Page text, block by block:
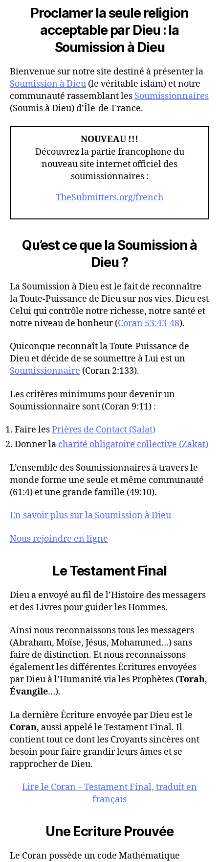
Proclamer la seule religion
acceptable par Dieu : la
Soumission à Dieu
Bienvenue sur notre site destiné à présenter la
Soumission à Dieu (le véritable islam) et notre
communauté rassemblant les Soumissionnaires
(Soumis à Dieu) d’Île-de-France.
NOUVEAU !!!
Découvrez la partie francophone du
nouveau site internet officiel des
soumissionnaires :
TheSubmitters.org/french
Qu’est ce que la Soumission à
Dieu ?
La Soumission à Dieu est le fait de reconnaître
la Toute-Puissance de Dieu sur nos vies. Dieu est
Celui qui contrôle notre richesse, notre santé et
notre niveau de bonheur (Coran 53:43-48).
Quiconque reconnaît la Toute-Puissance de
Dieu et décide de se soumettre à Lui est un
Soumissionnaire (Coran 2:133).
Les critères minimums pour devenir un
Soumissionnaire sont (Coran 9:11) :
Faire lesPrières de Contact (Salat)
Donner la charité obligatoire collective (Zakat)
L’ensemble des Soumissionnaires à travers le
monde forme une seule et même communauté
(61:4) et une grande famille (49:10).
En savoir plus sur la Soumission à Dieu
Nous rejoindre en ligne
Le Testament Final
Dieu a envoyé au fil de l’Histoire des messagers
et des Livres pour guider les Hommes.
Ainsi nous reconnaissons tous les messagers
(Abraham, Moïse, Jésus, Mohammed…) sans
faire de distinction. Et nous reconnaissons
également les différentes Écritures envoyées
par Dieu à l’Humanité via les Prophètes (Torah,
Évangile…).
La dernière Écriture envoyée par Dieu est le
Coran, aussi appelé le Testament Final. Il
contient tout ce dont les Croyants sincères ont
besoin pour faire grandir leurs âmes et se
rapprocher de Dieu.
Lire le Coran – Testament Final, traduit en
français
Une Ecriture Prouvée
Le Coran possède un code Mathématique